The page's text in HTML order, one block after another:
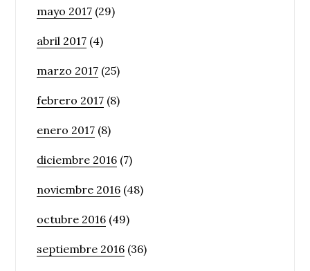
mayo 2017 (29)
abril 2017 (4)
marzo 2017 (25)
febrero 2017 (8)
enero 2017 (8)
diciembre 2016 (7)
noviembre 2016 (48)
octubre 2016 (49)
septiembre 2016 (36)